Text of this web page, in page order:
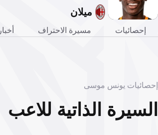
ميلان
إحصائيات مسيرة الاحتراف أخبار
إحصائيات يونس موسى
السيرة الذاتية للاعب